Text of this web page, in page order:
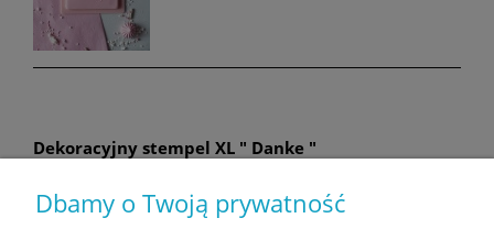
Dekoracyjny stempel XL " Danke "
Cena netto:
Dbamy o Twoją prywatność